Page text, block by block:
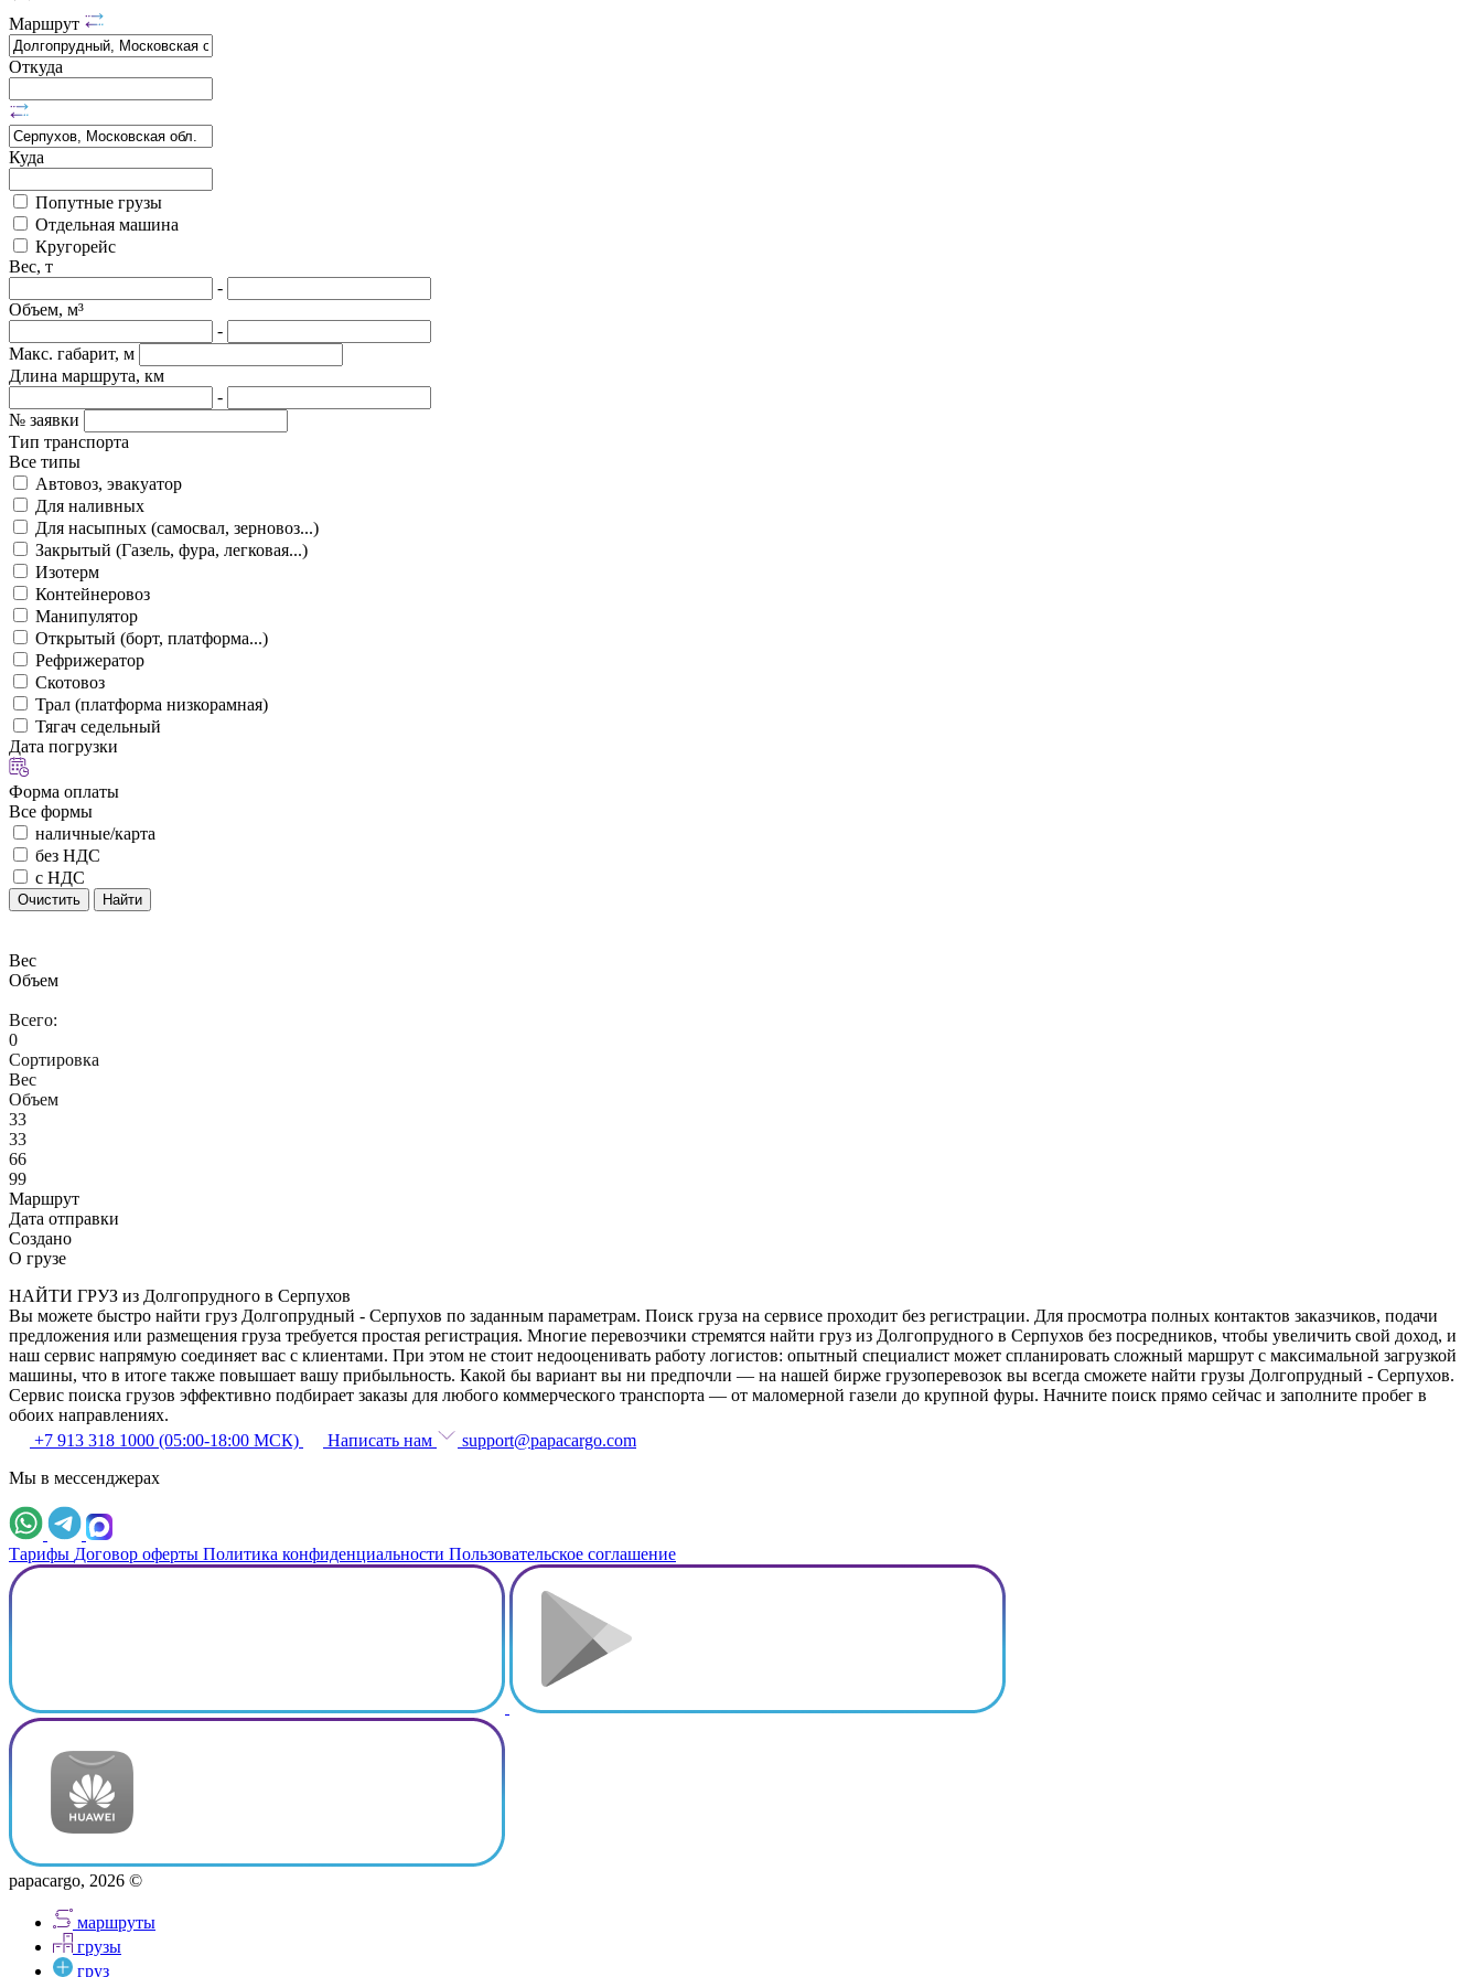
Маршрут
Откуда
Куда
Попутные грузы
Отдельная машина
Кругорейс
Вес, т
-
Объем, м³
-
Макс. габарит, м
Длина маршрута, км
-
№ заявки
Тип транспорта
Все типы
Автовоз, эвакуатор
Для наливных
Для насыпных (самосвал, зерновоз...)
Закрытый (Газель, фура, легковая...)
Изотерм
Контейнеровоз
Манипулятор
Открытый (борт, платформа...)
Рефрижератор
Скотовоз
Трал (платформа низкорамная)
Тягач седельный
Дата погрузки
Форма оплаты
Все формы
наличные/карта
без НДС
с НДС
Очистить Найти
Вес
Объем
Всего:
0
Сортировка
Вес
Объем
33
33
66
99
Маршрут
Дата отправки
Создано
О грузе
НАЙТИ ГРУЗ из Долгопрудного в Серпухов
Вы можете быстро найти груз Долгопрудный - Серпухов по заданным параметрам. Поиск груза на сервисе проходит без регистрации. Для просмотра полных контактов заказчиков, подачи
предложения или размещения груза требуется простая регистрация. Многие перевозчики стремятся найти груз из Долгопрудного в Серпухов без посредников, чтобы увеличить свой доход, и
наш сервис напрямую соединяет вас с клиентами. При этом не стоит недооценивать работу логистов: опытный специалист может спланировать сложный маршрут с максимальной загрузкой
машины, что в итоге также повышает вашу прибыльность. Какой бы вариант вы ни предпочли — на нашей бирже грузоперевозок вы всегда сможете найти грузы Долгопрудный - Серпухов.
Сервис поиска грузов эффективно подбирает заказы для любого коммерческого транспорта — от маломерной газели до крупной фуры. Начните поиск прямо сейчас и заполните пробег в
обоих направлениях.
+7 913 318 1000 (05:00-18:00 МСК)
Написать нам
support@papacargo.com
Мы в мессенджерах
Тарифы Договор оферты Политика конфиденциальности Пользовательское соглашение
papacargo, 2026 ©
маршруты
грузы
груз